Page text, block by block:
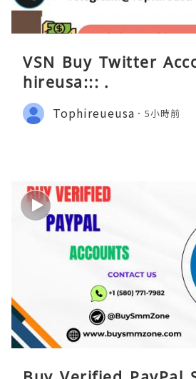
VSN Buy Twitter
hireusa::: .
Tophireueusa 5小時前